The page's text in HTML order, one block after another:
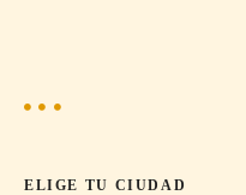
ELIGE TU CIUDAD